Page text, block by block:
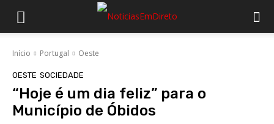
Início Portugal Oeste
OESTE SOCIEDADE
“Hoje é um dia feliz” para o
Município de Óbidos